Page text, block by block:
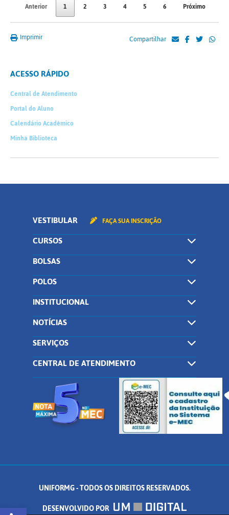
Anterior 1 2 3 4 5 6 Próximo
Imprimir Compartilhar
ACESSO RÁPIDO
Central de Atendimento
Portal do Aluno
Calendário Acadêmico
Minha Biblioteca
VESTIBULAR FAÇA SUA INSCRIÇÃO
CURSOS
BOLSAS
POLOS
INSTITUCIONAL
NOTÍCIAS
SERVIÇOS
CENTRAL DE ATENDIMENTO
UNIFORMG - TODOS OS DIREITOS RESERVADOS.
DESENVOLVIDO POR